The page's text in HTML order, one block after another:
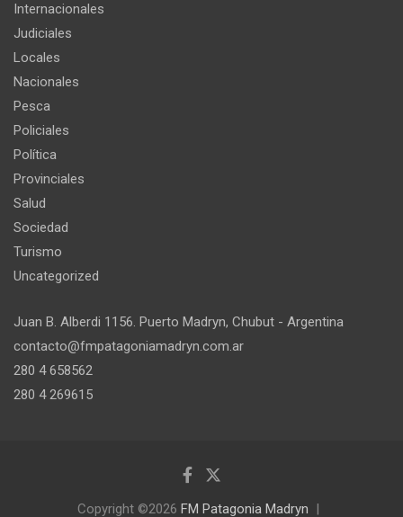
Internacionales
Judiciales
Locales
Nacionales
Pesca
Policiales
Política
Provinciales
Salud
Sociedad
Turismo
Uncategorized
Juan B. Alberdi 1156. Puerto Madryn, Chubut - Argentina
contacto@fmpatagoniamadryn.com.ar
280 4 658562
280 4 269615
Copyright ©2026 FM Patagonia Madryn